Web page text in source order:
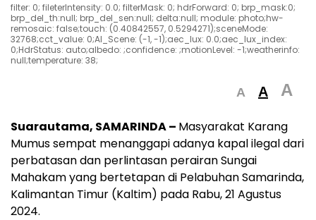
filter: 0; fileterIntensity: 0.0; filterMask: 0; hdrForward: 0; brp_mask:0;
brp_del_th:null; brp_del_sen:null; delta:null; module: photo;hw-
remosaic: false;touch: (0.40842557, 0.5294271);sceneMode:
32768;cct_value: 0;AI_Scene: (-1, -1);aec_lux: 0.0;aec_lux_index:
0;HdrStatus: auto;albedo: ;confidence: ;motionLevel: -1;weatherinfo:
null;temperature: 38;
A A A
Suarautama, SAMARINDA – Masyarakat Karang
Mumus sempat menanggapi adanya kapal ilegal dari
perbatasan dan perlintasan perairan Sungai
Mahakam yang bertetapan di Pelabuhan Samarinda,
Kalimantan Timur (Kaltim) pada Rabu, 21 Agustus
2024.